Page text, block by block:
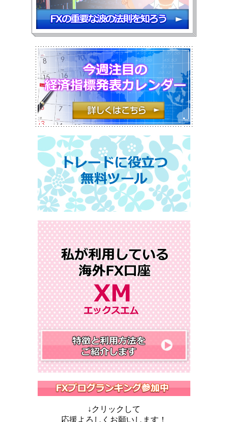
↓クリックして
応援よろしくお願いします！